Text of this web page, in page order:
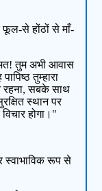
से होंठों से माँ-
तुम अभी आवास
तुम्हारा
सबके साथ
स्थान पर
होगा।"
स्वाभाविक रूप से